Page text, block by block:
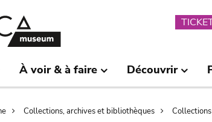
À voir & à faire Découvrir
Collections, archives et bibliothèques Collections